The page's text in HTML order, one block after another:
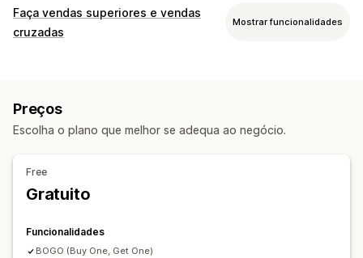
Faça vendas superiores e vendas
cruzadas
Mostrar funcionalidades
Venda superior na página do produto
Suplementos com um clique Painel deslizante do carrinho
Várias moedas
Ofertas gratuitas
Descontos de volume Descontos diferenciados
Preços
Escolha o plano que melhor se adequa ao negócio.
Free
Gratuito
Funcionalidades
BOGO (Buy One, Get One)